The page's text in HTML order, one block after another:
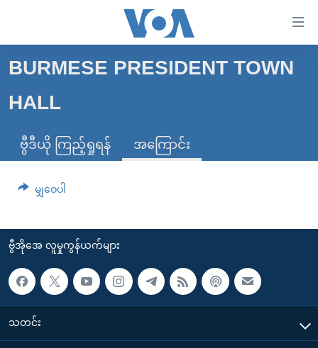
လွယ်ကူ
သည့်
Link
များ
ပင်မ
ကျော်
ရန်
အ
ညွန်း
မူလစာမျက်နှာ
မြန်မာ
နိုင်ငံတကာ
အစ္စရေး-ပါလက်စတိုင်း
ဗွီဒီယို
ရပ်ဝန်းတခု လမ်းတခု အလွန်
အင်္ဂလိပ်စာလေ့လာမယ်
အမေရိကန်သုံးအီဒီယံ
မကြေးမုံရဲ့ အင်္ဂလိပ်စာ
ရုပ်ရှင်ထဲက အင်္ဂလိပ်စာ
သုတပဒေသာ အင်္ဂလိပ်စာ
အပတ်စဉ်ကဏ္ဍများ
ရေဒီယို
တီဗွီ
ရေဒီယိုနှင့်ရုပ်သံ အချက်အလက်များ
ရေဒီယို/တီဗွီအစီအစဉ်
Learning English
BURMESE PRESIDENT TOWN
HALL
ဗွီဒီယို ကြည့်ရှုရန် အကြောင်း
မျှဝေပါ
ဗွီအိုအေ လူမှုကွန်ယက်များ
သတင်း